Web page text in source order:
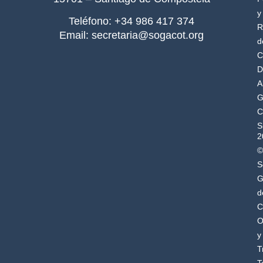
Teléfono: +34 986 417 374
Email: secretaria@sogacot.org
y
©
y